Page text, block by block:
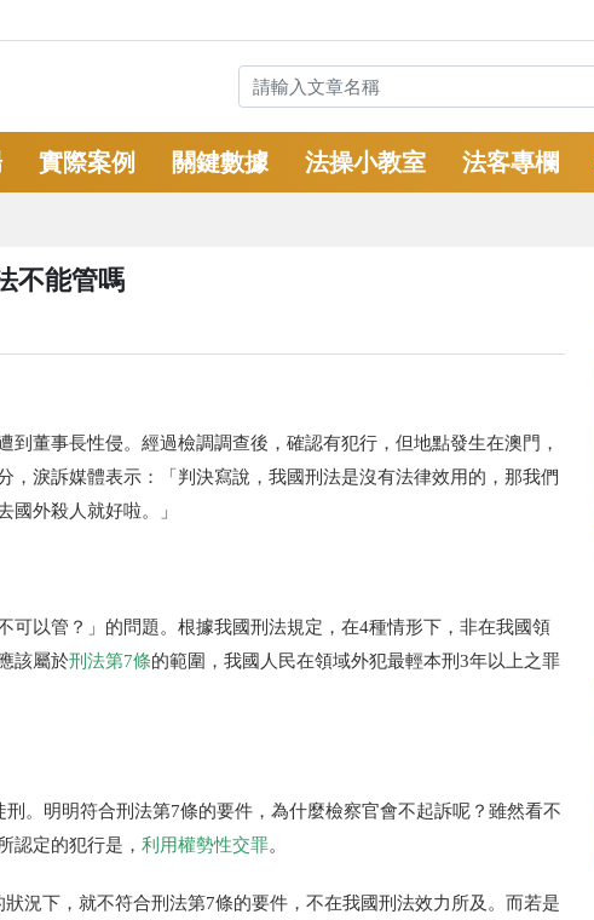
實際案例 關鍵數據 法操小教室 法客專欄
不能管嗎
到董事長性侵。經過檢調調查後，確認有犯行，但地點發生在澳門，
淚訴媒體表示：「判決寫說，我國刑法是沒有法律效用的，那我們
國外殺人就好啦。」
可以管？」的問題。根據我國刑法規定，在4種情形下，非在我國領
該屬於刑法第7條的範圍，我國人民在領域外犯最輕本刑3年以上之罪
刑。明明符合刑法第7條的要件，為什麼檢察官會不起訴呢？雖然看不
認定的犯行是， 利用權勢性交罪。
況下，就不符合刑法第7條的要件，不在我國刑法效力所及。而若是